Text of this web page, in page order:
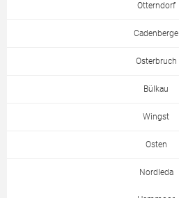
Otterndorf
Cadenberge
Osterbruch
Bülkau
Wingst
Osten
Nordleda